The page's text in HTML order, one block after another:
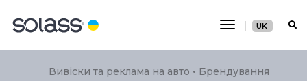
Перемикання
UK
Вивіски та реклама на авто • Брендування